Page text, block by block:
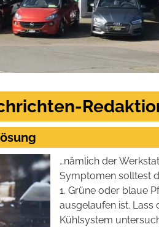
…nämlich der
Symptomen solltest
1. Grüne oder blaue
ausgelaufen ist. Lass
Kühlsystem